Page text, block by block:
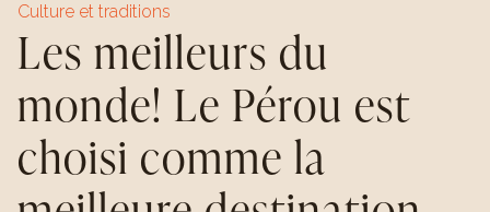
Culture et traditions
Les meilleurs du
monde! Le Pérou est
choisi comme la